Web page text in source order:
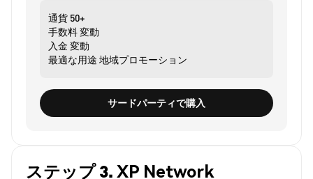
通貨 50+
手数料変動
入金 変動
最適な用途 地域プロモーション
サードパーティで購入
ステップ 3. XP Network